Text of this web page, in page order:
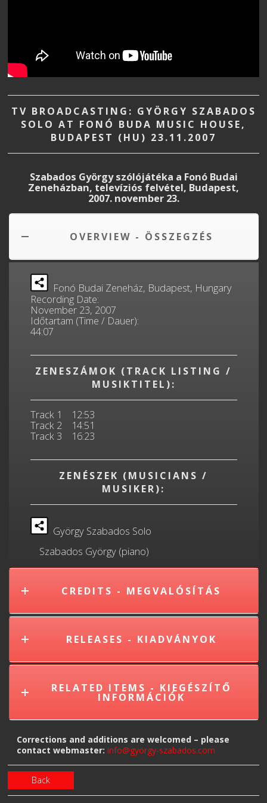
TV BROADCASTING: GYÖRGY SZABADOS
SOLO AT FONÓ BUDA MUSIC HOUSE,
BUDAPEST (HU) 23.11.2007
Szabados György szólójátéka a Fonó Budai
Zeneházban, televíziós felvétel, Budapest,
2007. november 23.
OVERVIEW - ÖSSZEGZÉS
Fonó Budai Zeneház, Budapest, Hungary
Recording Date:
November 23, 2007
Időtartam (Time / Dauer):
44:07
ZENESZÁMOK (TRACK LISTING /
MUSIKTITEL):
Track 1 12:53
Track 2 14:51
Track 3 16:23
ZENÉSZEK (MUSICIANS /
MUSIKER):
György Szabados Solo
Szabados György (piano)
CREDITS - MEGVALÓSÍTÁS
RELEASES - KIADVÁNYOK
RELATED ITEMS - KIEGÉSZÍTŐ
INFORMÁCIÓK
Corrections and additions are welcomed – please
contact webmaster: info@györgy-szabados.com
Back